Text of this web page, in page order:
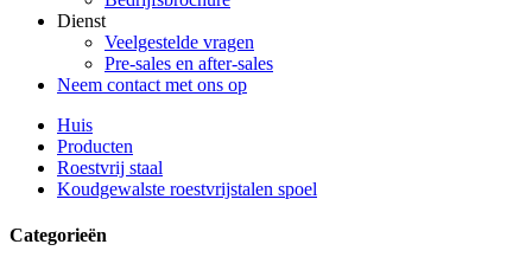
Dienst
Veelgestelde vragen
Pre-sales en after-sales
Neem contact met ons op
Huis
Producten
Roestvrij staal
Koudgewalste roestvrijstalen spoel
Categorieën